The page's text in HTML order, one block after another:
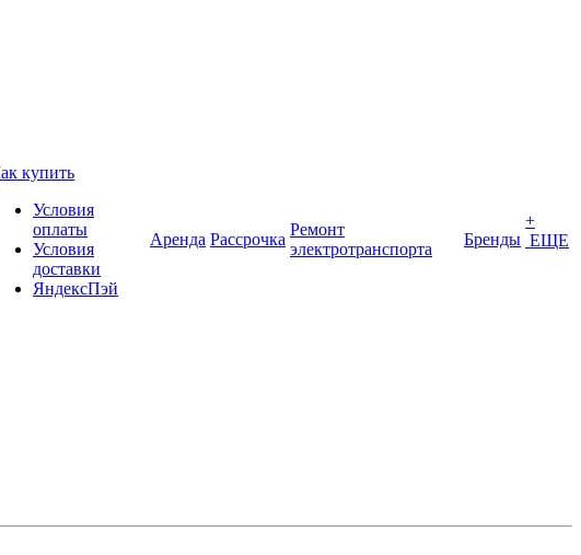
купить
Условия
оплаты
Условия
доставки
ЯндексПэй
Аренда Рассрочка
Ремонт
электротранспорта
Бренды
+
ЕЩЕ